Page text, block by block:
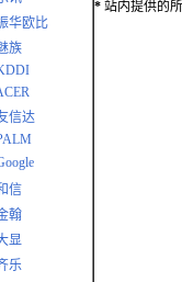
华欧比
族
信达
信
翰
显
乐
* 站内提供的